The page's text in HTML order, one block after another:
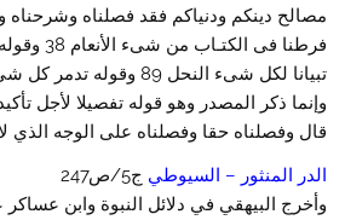
مصالح دينكم ودنياكم فقد فصلناه وشرحناه
فرطنا فى
وإنما ذكر المصدر وهو قوله تفصيلا لأجل
قال وفصلناه حقا وفصلناه على الوجه الذي
الدر المنثور – السيوطي ج5/ص247
وأخرج البيهقي في دلائل النبوة وابن